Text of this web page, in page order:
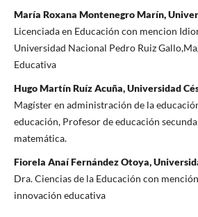
María Roxana Montenegro Marín,
Licenciada en Educación con mencion
Universidad Nacional Pedro Ruiz
Educativa
Hugo Martín Ruíz Acuña, Universidad
Magíster en administración de la
educación, Profesor de educación
matemática.
Fiorela Anaí Fernández Otoya,
Dra. Ciencias de la Educación con
innovación educativa